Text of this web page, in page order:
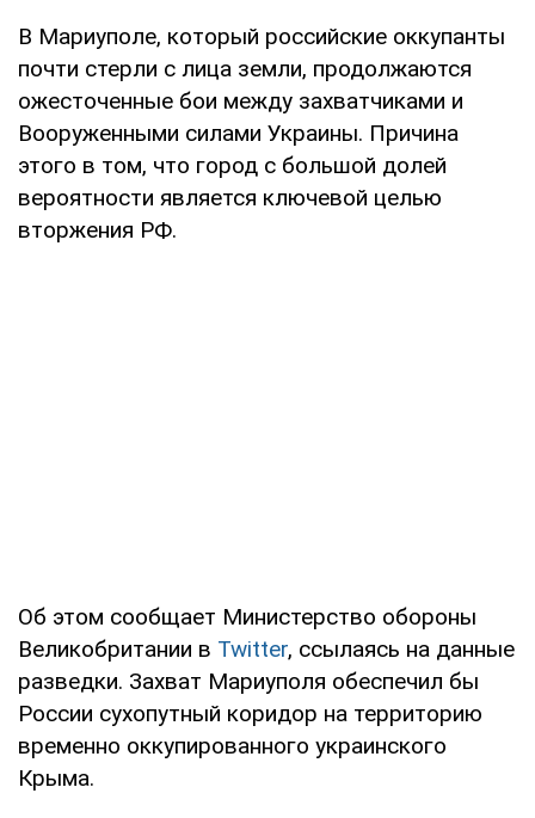
В Мариуполе, который российские оккупанты
почти стерли с лица земли, продолжаются
ожесточенные бои между захватчиками и
Вооруженными силами Украины. Причина
этого в том, что город с большой долей
вероятности является ключевой целью
вторжения РФ.
Об этом сообщает Министерство обороны
Великобритании в Twitter, ссылаясь на данные
разведки. Захват Мариуполя обеспечил бы
России сухопутный коридор на территорию
временно оккупированного украинского
Крыма.